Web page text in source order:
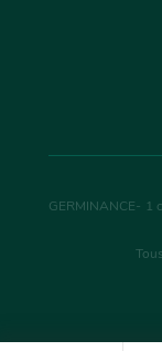
GERMINANCE- 1